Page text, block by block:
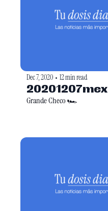
Dec 7, 2020 • 12 min read
20201207mex
Grande Checo 🏎